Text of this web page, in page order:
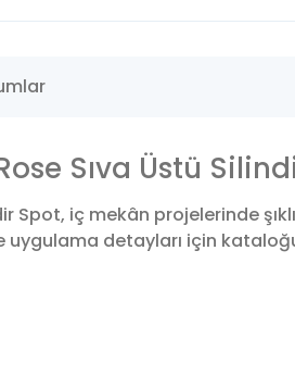
Sıva Üstü
Spot, iç mekân projelerinde
uygulama detayları için